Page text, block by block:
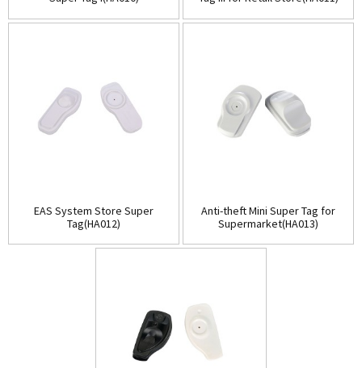
EAS System Store Super
Tag(HA012)
Anti-theft Mini Super Tag for
Supermarket(HA013)